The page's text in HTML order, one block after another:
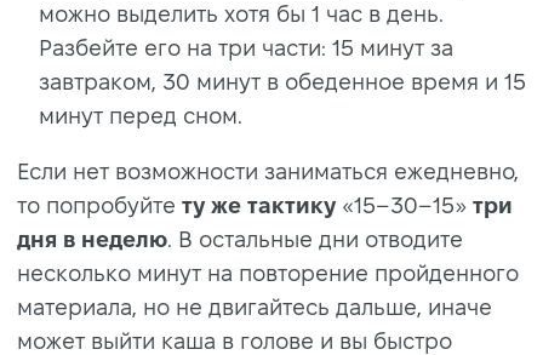
можно выделить хотя бы 1 час в день.
Разбейте его на три части: 15 минут за
завтраком, 30 минут в обеденное время и 15
минут перед сном.
Если нет возможности заниматься ежедневно,
то попробуйте ту же тактику «15–30–15» три
дня в неделю. В остальные дни отводите
несколько минут на повторение пройденного
материала, но не двигайтесь дальше, иначе
может выйти каша в голове и вы быстро